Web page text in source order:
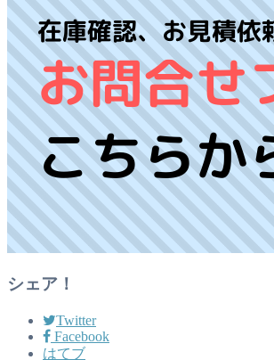
シェア！
Twitter
Facebook
はてブ